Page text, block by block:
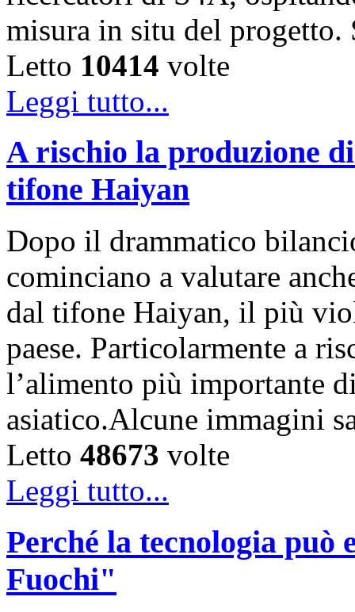
misura in situ del
Letto 10414 volte
Leggi tutto...
A rischio la produzione
tifone Haiyan
Dopo il drammatico
cominciano a valutare
dal tifone Haiyan, il più
paese. Particolarmente a
l’alimento più importante
asiatico.Alcune immagini
Letto 48673 volte
Leggi tutto...
Perché la tecnologia
Fuochi"